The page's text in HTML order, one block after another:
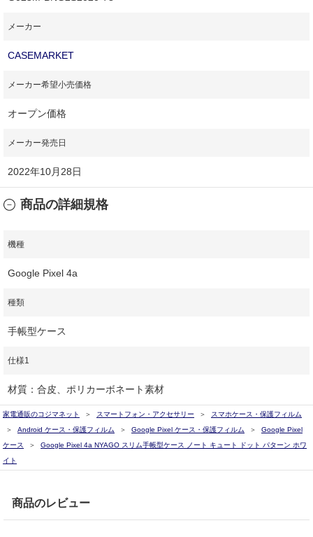
メーカー
CASEMARKET
メーカー希望小売価格
オープン価格
メーカー発売日
2022年10月28日
商品の詳細規格
機種
Google Pixel 4a
種類
手帳型ケース
仕様1
材質：合皮、ポリカーボネート素材
家電通販のコジマネット スマートフォン・アクセサリー
スマホケース・保護フィルム
Android ケース・保護フィルム
Google Pixel ケース・保護フィルム
Google Pixel
ケース
Google Pixel 4a NYAGO スリム手帳型ケース ノート キュート ドット パターン ホワ
イト
商品のレビュー